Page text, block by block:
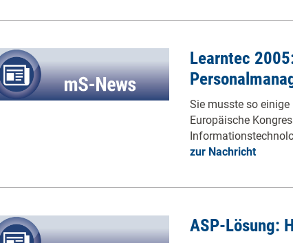
Learntec
Sie musste so
Europäische
zur Nachricht
ASP-Lösung: